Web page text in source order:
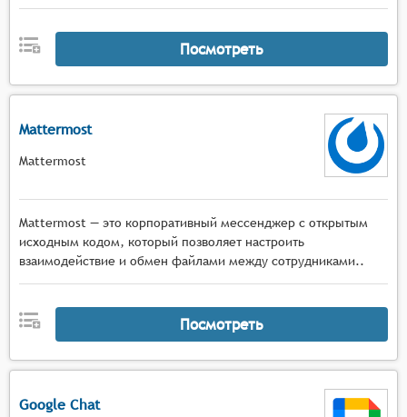
Посмотреть
Mattermost
Mattermost
Mattermost — это корпоративный мессенджер с открытым
исходным кодом, который позволяет настроить
взаимодействие и обмен файлами между сотрудниками..
Посмотреть
Google Chat